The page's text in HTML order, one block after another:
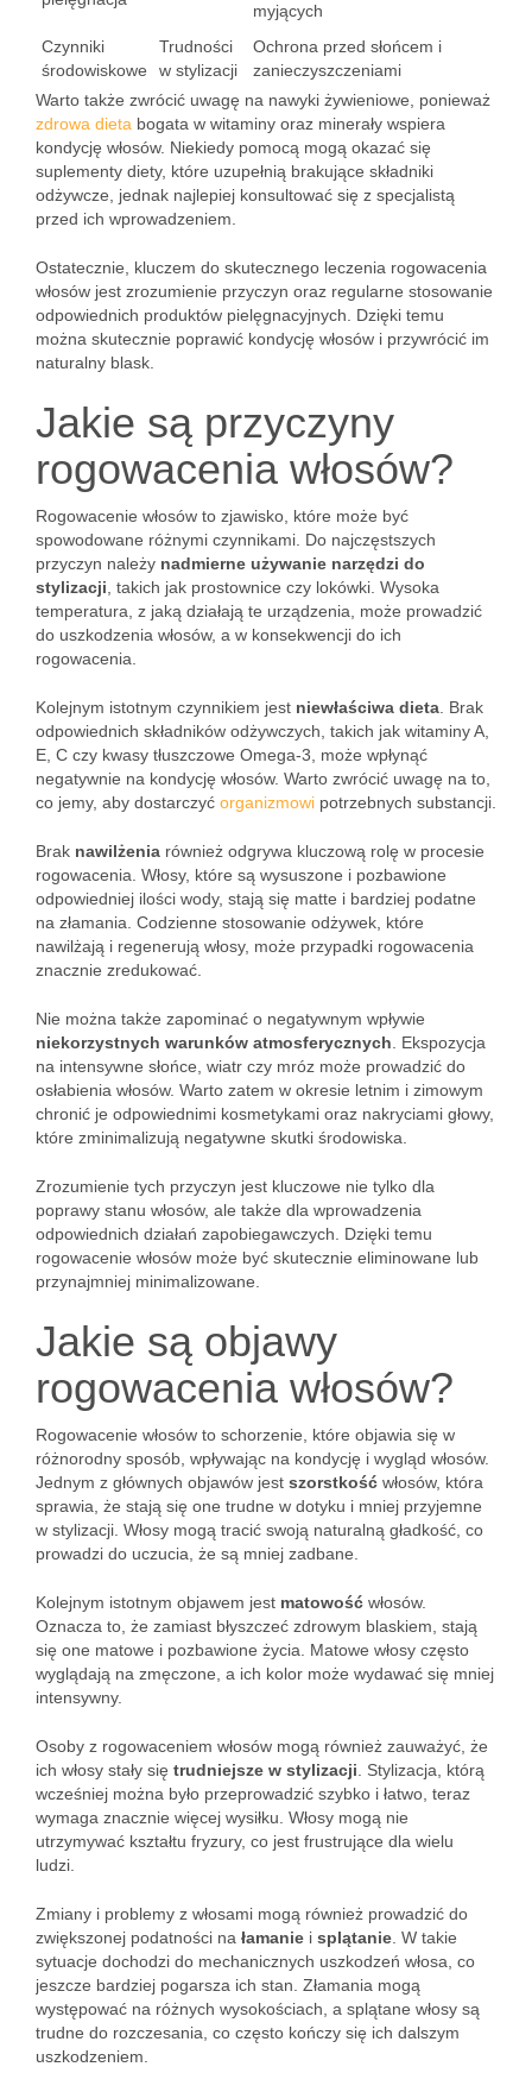
myjących
Czynniki
środowiskowe
Trudności
w stylizacji
Ochrona przed słońcem i
zanieczyszczeniami
Warto także zwrócić uwagę na nawyki żywieniowe, ponieważ
zdrowa dieta bogata w witaminy oraz minerały wspiera
kondycję włosów. Niekiedy pomocą mogą okazać się
suplementy diety, które uzupełnią brakujące składniki
odżywcze, jednak najlepiej konsultować się z specjalistą
przed ich wprowadzeniem.
Ostatecznie, kluczem do skutecznego leczenia rogowacenia
włosów jest zrozumienie przyczyn oraz regularne stosowanie
odpowiednich produktów pielęgnacyjnych. Dzięki temu
można skutecznie poprawić kondycję włosów i przywrócić im
naturalny blask.
Jakie są przyczyny
rogowacenia włosów?
Rogowacenie włosów to zjawisko, które może być
spowodowane różnymi czynnikami. Do najczęstszych
przyczyn należy nadmierne używanie narzędzi do
stylizacji , takich jak prostownice czy lokówki. Wysoka
temperatura, z jaką działają te urządzenia, może prowadzić
do uszkodzenia włosów, a w konsekwencji do ich
rogowacenia.
Kolejnym istotnym czynnikiem jest niewłaściwa dieta . Brak
odpowiednich składników odżywczych, takich jak witaminy A,
E, C czy kwasy tłuszczowe Omega-3, może wpłynąć
negatywnie na kondycję włosów. Warto zwrócić uwagę na to,
co jemy, aby dostarczyć organizmowi potrzebnych substancji.
Brak nawilżenia również odgrywa kluczową rolę w procesie
rogowacenia. Włosy, które są wysuszone i pozbawione
odpowiedniej ilości wody, stają się matte i bardziej podatne
na złamania. Codzienne stosowanie odżywek, które
nawilżają i regenerują włosy, może przypadki rogowacenia
znacznie zredukować.
Nie można także zapominać o negatywnym wpływie
niekorzystnych warunków atmosferycznych . Ekspozycja
na intensywne słońce, wiatr czy mróz może prowadzić do
osłabienia włosów. Warto zatem w okresie letnim i zimowym
chronić je odpowiednimi kosmetykami oraz nakryciami głowy,
które zminimalizują negatywne skutki środowiska.
Zrozumienie tych przyczyn jest kluczowe nie tylko dla
poprawy stanu włosów, ale także dla wprowadzenia
odpowiednich działań zapobiegawczych. Dzięki temu
rogowacenie włosów może być skutecznie eliminowane lub
przynajmniej minimalizowane.
Jakie są objawy
rogowacenia włosów?
Rogowacenie włosów to schorzenie, które objawia się w
różnorodny sposób, wpływając na kondycję i wygląd włosów.
Jednym z głównych objawów jest szorstkość włosów, która
sprawia, że stają się one trudne w dotyku i mniej przyjemne
w stylizacji. Włosy mogą tracić swoją naturalną gładkość, co
prowadzi do uczucia, że są mniej zadbane.
Kolejnym istotnym objawem jest matowość włosów.
Oznacza to, że zamiast błyszczeć zdrowym blaskiem, stają
się one matowe i pozbawione życia. Matowe włosy często
wyglądają na zmęczone, a ich kolor może wydawać się mniej
intensywny.
Osoby z rogowaceniem włosów mogą również zauważyć, że
ich włosy stały się trudniejsze w stylizacji . Stylizacja, którą
wcześniej można było przeprowadzić szybko i łatwo, teraz
wymaga znacznie więcej wysiłku. Włosy mogą nie
utrzymywać kształtu fryzury, co jest frustrujące dla wielu
ludzi.
Zmiany i problemy z włosami mogą również prowadzić do
zwiększonej podatności na łamanie i splątanie . W takie
sytuacje dochodzi do mechanicznych uszkodzeń włosa, co
jeszcze bardziej pogarsza ich stan. Złamania mogą
występować na różnych wysokościach, a splątane włosy są
trudne do rozczesania, co często kończy się ich dalszym
uszkodzeniem.